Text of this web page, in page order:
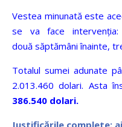
Vestea minunată este
se va face intervenția:
două săptămâni înainte,
Totalul sumei adunate
2.013.460 dolari. Asta
386.540 dolari.
Justificările complete: